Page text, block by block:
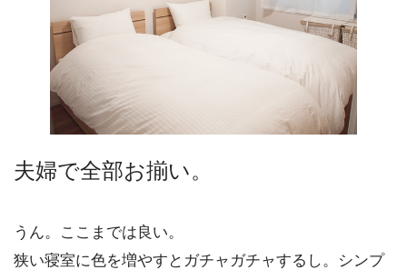
夫婦で全部お揃い。
うん。ここまでは良い。
狭い寝室に色を増やすとガチャガチャするし。シンプ